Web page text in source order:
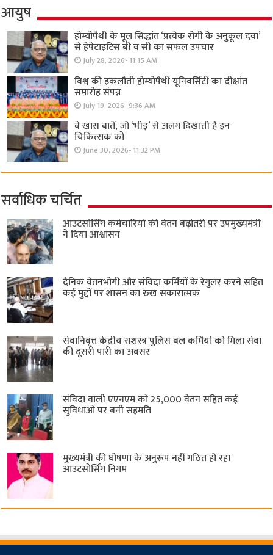
आयुष
होम्योपैथी के मूल सिद्धांत ‘प्रत्येक रोगी केे अनुकूल दवा’
से हेपेटाइटिस बी व सी का सफल उपचार
July 28, 2026- 11:15 AM
विश्व की इकलौती होम्योपैथी यूनिवर्सिटी का दीक्षांत
समारोह संपन्न
July 19, 2026- 9:36 AM
वे खास बातें, जो ‘भीड़’ से अलग दिखाती हैं इन
चिकित्सक को
June 30, 2026- 11:32 PM
सर्वाधिक चर्चित
आउटसोर्सिंग कर्मचारियों की वेतन बढ़ोतरी पर उपमुख्यमंत्री
ने दिया आश्वासन
दैनिक वेतनभोगी और संविदा कर्मियों के रेगुलर करने सहित
कई मुद्दों पर शासन का रुख सकारात्मक
सेवानिवृत्त केंद्रीय सशस्त्र पुलिस बल ​कर्मियों को मिला सेवा
की दूसरी पारी का अवसर
संविदा वाली एएनएम को 25,000 वेतन सहित कई
सुविधाओं पर बनी सहमति
मुख्यमंत्री की घोषणा के अनुरूप नहीं गठित हो रहा
आउटसोर्सिंग निगम